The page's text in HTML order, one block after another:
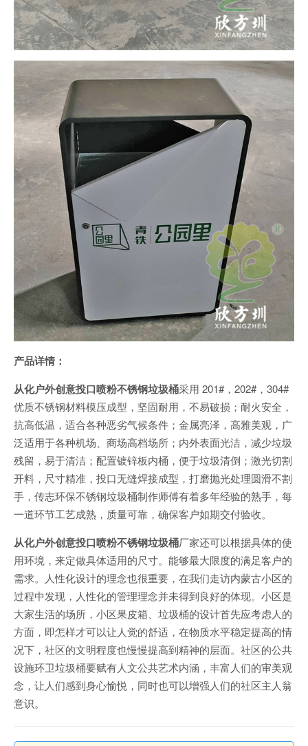
产品详情：
从化户外创意投口喷粉不锈钢垃圾桶采用 201#，202#，304#
优质不锈钢材料模压成型，坚固耐用，不易破损；耐火安全，
抗高低温，适合各种恶劣气候条件；金属亮泽，高雅美观，广
泛适用于各种机场、商场高档场所；内外表面光洁，减少垃圾
残留，易于清洁；配置镀锌板内桶，便于垃圾清倒；激光切割
开料，尺寸精准，投口无缝焊接成型，打磨抛光处理圆滑不割
手，传志环保不锈钢垃圾桶制作师傅有着多年经验的熟手，每
一道环节工艺成熟，质量可靠，确保客户如期交付验收。
从化户外创意投口喷粉不锈钢垃圾桶厂家还可以根据具体的使
用环境，来定做具体适用的尺寸。能够最大限度的满足客户的
需求。人性化设计的理念也很重要，在我们走访内蒙古小区的
过程中发现，人性化的管理理念并未得到良好的体现。小区是
大家生活的场所，小区果皮箱、垃圾桶的设计首先应考虑人的
方面，即怎样才可以让人觉的舒适，在物质水平稳定提高的情
况下，社区的文明程度也慢慢提高到精神的层面。社区的公共
设施环卫垃圾桶要赋有人文公共艺术内涵，丰富人们的审美观
念，让人们感到身心愉悦，同时也可以增强人们的社区主人翁
意识。